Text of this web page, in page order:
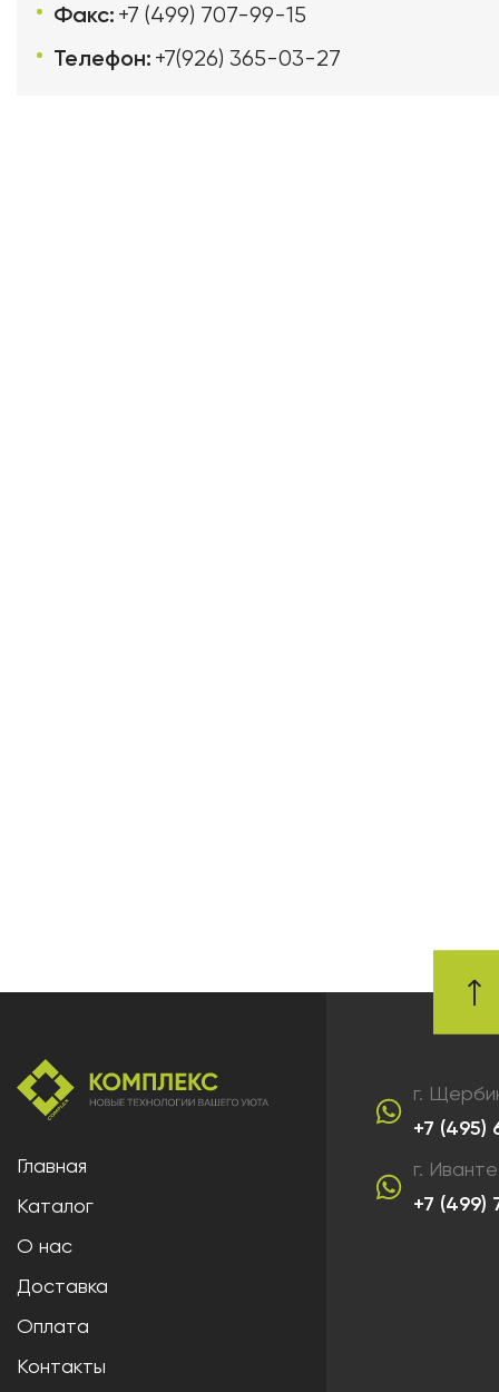
Факс: +7 (499) 707-99-15
Телефон: +7(926) 365-03-27
Главная
Каталог
О нас
Доставка
Оплата
Контакты
г.
+7 (495)
г.
+7 (499)